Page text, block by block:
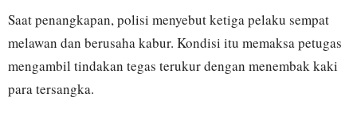
Saat penangkapan, polisi menyebut ketiga pelaku sempat
melawan dan berusaha kabur. Kondisi itu memaksa petugas
mengambil tindakan tegas terukur dengan menembak kaki
para tersangka.